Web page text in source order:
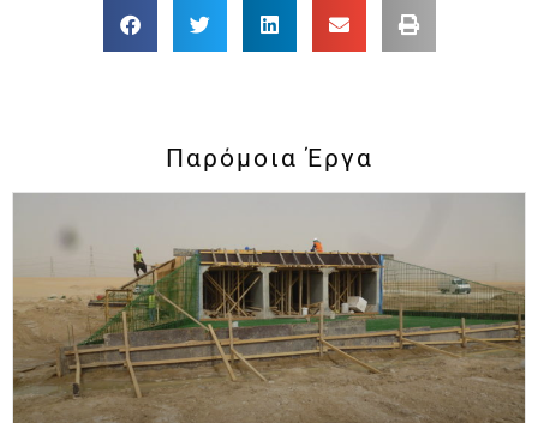
Παρόμοια Έργα